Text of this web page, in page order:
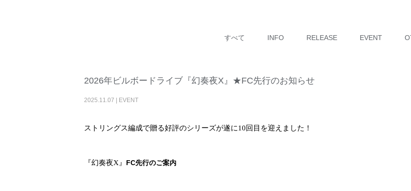
すべて INFO RELEASE EVENT
2026年ビルボードライブ『幻奏夜X』★FC先行のお知らせ
2025.11.07 EVENT
ストリングス編成で贈る好評のシリーズが遂に10回目を迎えました！
『幻奏夜X』 FC先行のご案内